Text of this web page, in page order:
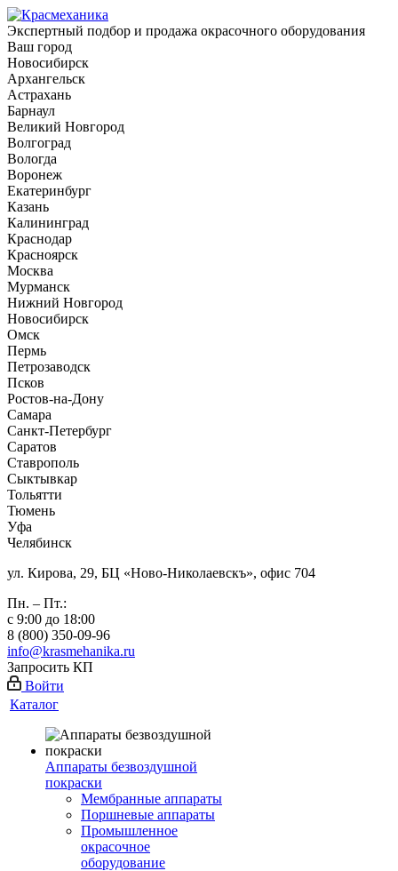
Экспертный подбор и продажа окрасочного оборудования
Ваш город
Новосибирск
Архангельск
Астрахань
Барнаул
Великий Новгород
Волгоград
Вологда
Воронеж
Екатеринбург
Казань
Калининград
Краснодар
Красноярск
Москва
Мурманск
Нижний Новгород
Новосибирск
Омск
Пермь
Петрозаводск
Псков
Ростов-на-Дону
Самара
Санкт-Петербург
Саратов
Ставрополь
Сыктывкар
Тольятти
Тюмень
Уфа
Челябинск
ул. Кирова, 29, БЦ «Ново-Николаевскъ», офис 704
Пн. – Пт.:
с 9:00 до 18:00
8 (800) 350-09-96
info@krasmehanika.ru
Запросить КП
Войти
Каталог
Аппараты безвоздушной
покраски
Мембранные аппараты
Поршневые аппараты
Промышленное
окрасочное
оборудование